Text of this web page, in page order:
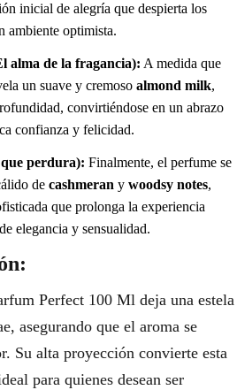
inicial de alegría que despierta los
ambiente optimista.
alma de la fragancia): A medida que
un suave y cremoso almond milk,
convirtiéndose en un abrazo
confianza y felicidad.
perdura): Finalmente, el perfume se
de cashmeran y woodsy notes,
que prolonga la experiencia
elegancia y sensualidad.
Perfect 100 Ml deja una estela
asegurando que el aroma se
Su alta proyección convierte esta
para quienes desean ser